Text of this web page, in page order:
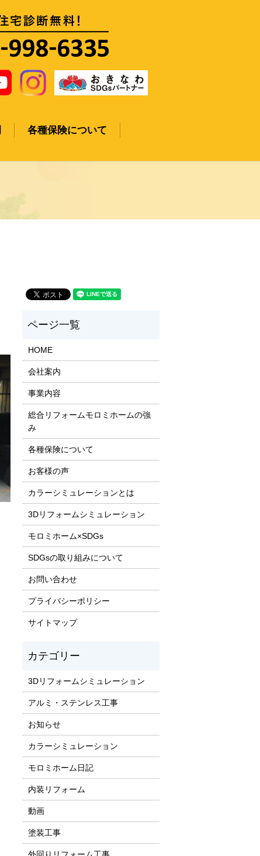
各種保険について
HOME
会社案内
事業内容
総合リフォームモロミホームの強
み
各種保険について
お客様の声
カラーシミュレーションとは
3Dリフォームシミュレーション
モロミホーム×SDGs
SDGsの取り組みについて
お問い合わせ
プライバシーポリシー
サイトマップ
3Dリフォームシミュレーション
アルミ・ステンレス工事
お知らせ
カラーシミュレーション
モロミホーム日記
内装リフォーム
動画
塗装工事
外回りリフォーム工事